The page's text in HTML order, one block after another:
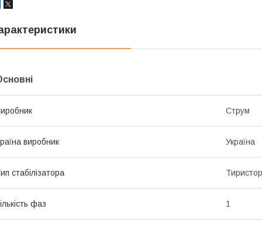
Струм
виробник Україна
стабілізатора
фаз 1